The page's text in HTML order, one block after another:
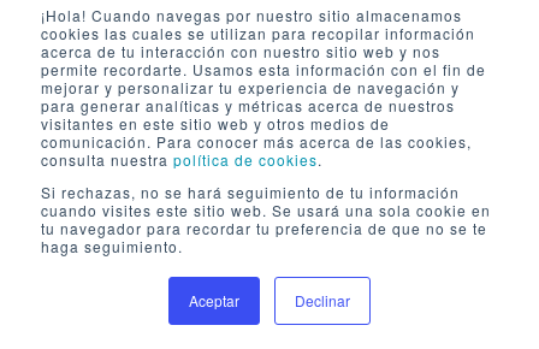
¡Hola! Cuando navegas por nuestro sitio almacenamos
cookies las cuales se utilizan para recopilar información
acerca de tu interacción con nuestro sitio web y nos
permite recordarte. Usamos esta información con el fin de
mejorar y personalizar tu experiencia de navegación y
para generar analíticas y métricas acerca de nuestros
visitantes en este sitio web y otros medios de
comunicación. Para conocer más acerca de las cookies,
consulta nuestra política de cookies.
Si rechazas, no se hará seguimiento de tu información
cuando visites este sitio web. Se usará una sola cookie en
tu navegador para recordar tu preferencia de que no se te
haga seguimiento.
Aceptar Declinar
Processos
de longo
prazo, como
contratos
✔️ Garantia de
validade
durante todo o
período do
❌ Menos
adequada
para
contratos de
Agendar Demo